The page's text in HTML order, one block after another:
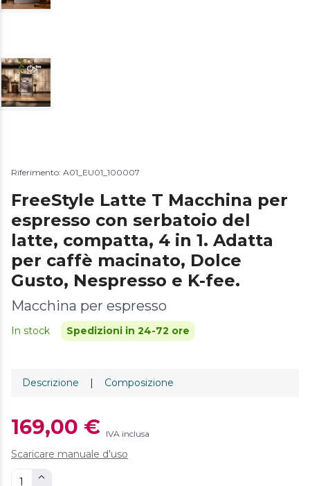
Riferimento: A01_EU01_100007
FreeStyle Latte T Macchina per
espresso con serbatoio del
latte, compatta, 4 in 1. Adatta
per caffè macinato, Dolce
Gusto, Nespresso e K-fee.
Macchina per espresso
In stock Spedizioni in 24-72 ore
Descrizione | Composizione
169,00 € IVA inclusa
Scaricare manuale d'uso